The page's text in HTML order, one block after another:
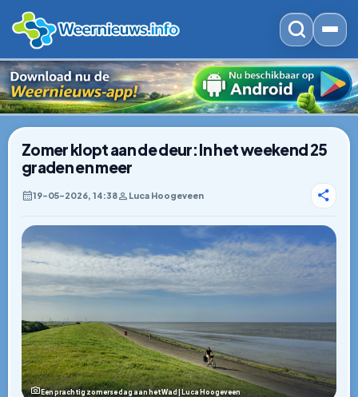
Zomer klopt aan de deur: In het weekend 25
graden en meer
19–05–2026, 14:38 Luca Hoogeveen
Een prachtig zomerse dag aan het Wad | Luca Hoogeveen